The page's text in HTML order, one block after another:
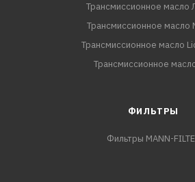
Трансмиссионное масло
Трансмиссионное масло
Трансмиссионное масло
Трансмиссионное
ФИЛЬТРЫ
Фильтры MANN-